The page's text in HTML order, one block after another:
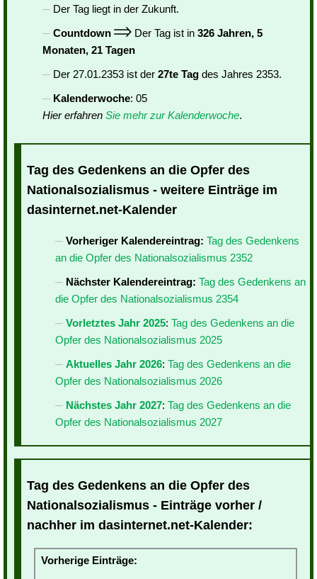
Der Tag liegt in der Zukunft.
Countdown
Der Tag ist in 326 Jahren, 5
Monaten, 21 Tagen
Der 27.01.2353 ist der 27te Tag des Jahres 2353.
Kalenderwoche: 05
Hier erfahren Sie mehr zur Kalenderwoche.
Tag des Gedenkens an die Opfer des
Nationalsozialismus - weitere Einträge im
dasinternet.net-Kalender
Vorheriger Kalendereintrag: Tag des Gedenkens
an die Opfer des Nationalsozialismus 2352
Nächster Kalendereintrag: Tag des Gedenkens an
die Opfer des Nationalsozialismus 2354
Vorletztes Jahr 2025: Tag des Gedenkens an die
Opfer des Nationalsozialismus 2025
Aktuelles Jahr 2026: Tag des Gedenkens an die
Opfer des Nationalsozialismus 2026
Nächstes Jahr 2027: Tag des Gedenkens an die
Opfer des Nationalsozialismus 2027
Tag des Gedenkens an die Opfer des
Nationalsozialismus - Einträge vorher /
nachher im dasinternet.net-Kalender:
Vorherige Einträge: